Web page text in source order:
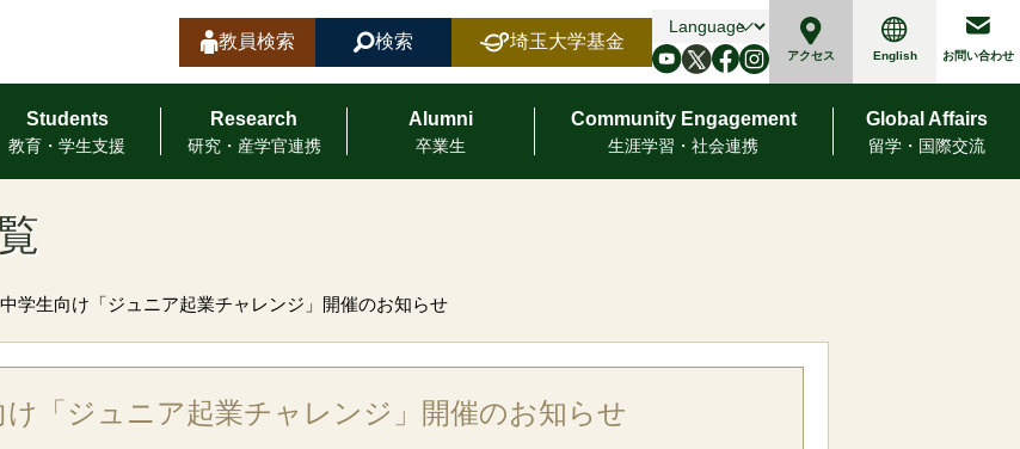
教員検索 検索 埼玉大学基金
アクセス English お問い合わせ
Students
教育・学⽣⽀援
Research
研究・産学官連携
Alumni
卒業⽣
Community Engagement
⽣涯学習・社会連携
Global Affairs
留学・国際交流
学生向け「ジュニア起業チャレンジ」開催のお知らせ
け「ジュニア起業チャレンジ」開催のお知らせ